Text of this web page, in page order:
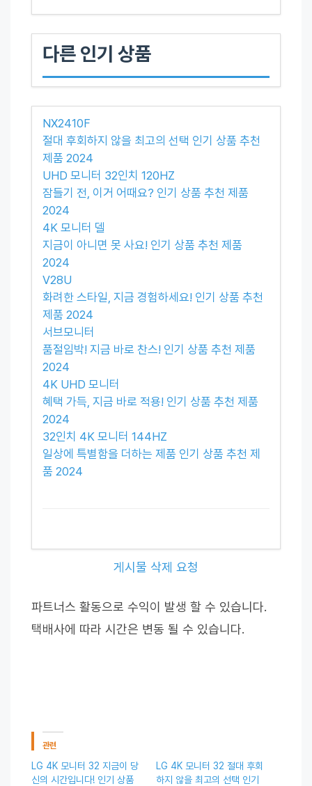
다른 인기 상품
NX2410F
절대 후회하지 않을 최고의 선택 인기 상품 추천
제품 2024
UHD 모니터 32인치 120HZ
잠들기 전, 이거 어때요? 인기 상품 추천 제품
2024
4K 모니터 델
지금이 아니면 못 사요! 인기 상품 추천 제품
2024
V28U
화려한 스타일, 지금 경험하세요! 인기 상품 추천
제품 2024
서브모니터
품절임박! 지금 바로 찬스! 인기 상품 추천 제품
2024
4K UHD 모니터
혜택 가득, 지금 바로 적용! 인기 상품 추천 제품
2024
32인치 4K 모니터 144HZ
일상에 특별함을 더하는 제품 인기 상품 추천 제
품 2024
게시물 삭제 요청
파트너스 활동으로 수익이 발생 할 수 있습니다.
택배사에 따라 시간은 변동 될 수 있습니다.
관련
LG 4K 모니터 32 지금이 당
신의 시간입니다! 인기 상품
LG 4K 모니터 32 절대 후회
하지 않을 최고의 선택 인기